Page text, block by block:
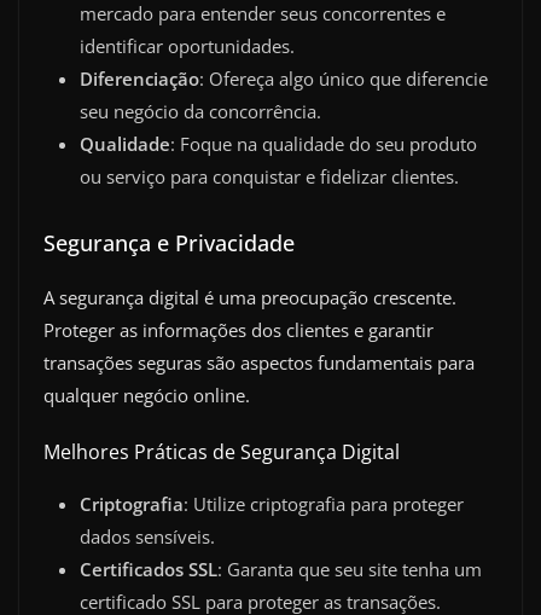
mercado para entender seus concorrentes e
identificar oportunidades.
Diferenciação: Ofereça algo único que diferencie
seu negócio da concorrência.
Qualidade: Foque na qualidade do seu produto
ou serviço para conquistar e fidelizar clientes.
Segurança e Privacidade
A segurança digital é uma preocupação crescente.
Proteger as informações dos clientes e garantir
transações seguras são aspectos fundamentais para
qualquer negócio online.
Melhores Práticas de Segurança Digital
Criptografia: Utilize criptografia para proteger
dados sensíveis.
Certificados SSL: Garanta que seu site tenha um
certificado SSL para proteger as transações.